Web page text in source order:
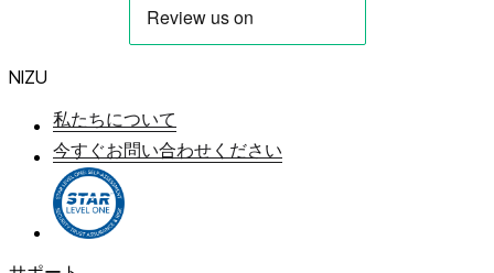
NIZU
私たちについて
今すぐお問い合わせください